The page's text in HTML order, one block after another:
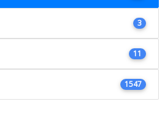
3
11
1547